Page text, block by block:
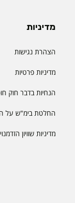
מדיניות
הצהרת נגישות
מדיניות פרטיות
הנחיות בדבר חוק
החלטת בימ"ש על
מדיניות שוויון